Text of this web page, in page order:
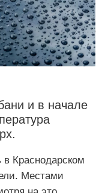
и в начале
Краснодарском
Местами